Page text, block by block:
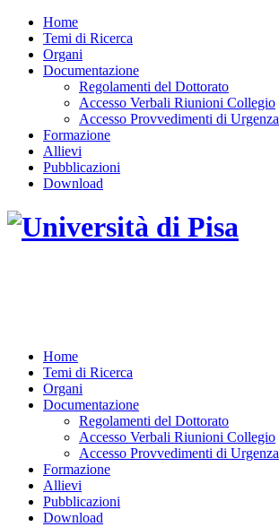
Home
Temi di Ricerca
Organi
Documentazione
Regolamenti del Dottorato
Accesso Verbali Riunioni Collegio
Accesso Provvedimenti di Urgenza
Formazione
Allievi
Pubblicazioni
Download
Home
Temi di Ricerca
Organi
Documentazione
Regolamenti del Dottorato
Accesso Verbali Riunioni Collegio
Accesso Provvedimenti di Urgenza
Formazione
Allievi
Pubblicazioni
Download